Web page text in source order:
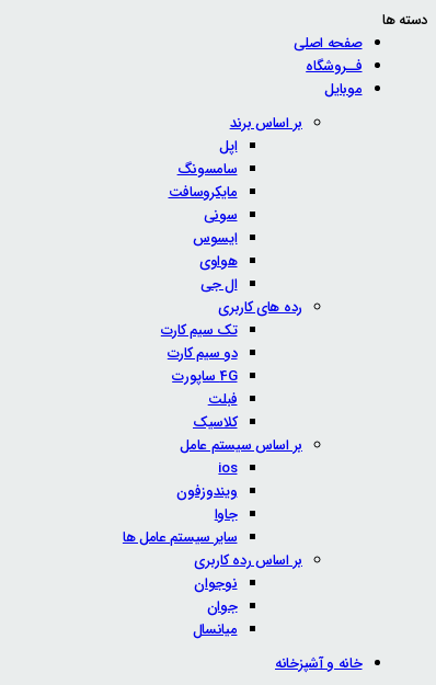
دسته ها
صفحه اصلی
فــروشگاه
موبایل
بر اساس برند
اپل
سامسونگ
مایکروسافت
سونی
ایسوس
هواوی
ال جی
رده های کاربری
تک سیم کارت
دو سیم کارت
4G ساپورت
فبلت
کلاسیک
بر اساس سیستم عامل
ios
ویندوزفون
جاوا
سایر سیستم عامل ها
بر اساس رده کاربری
نوجوان
جوان
میانسال
خانه و آشپزخانه